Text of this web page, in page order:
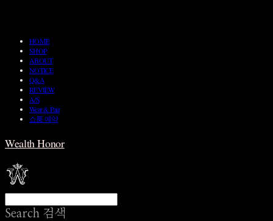
HOME
SHOP
ABOUT
NOTICE
Q&A
REVIEW
A/S
Wear & Pair
쇼룸 예약
Wealth Honor
Search 검색